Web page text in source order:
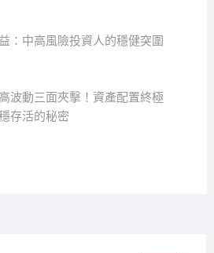
：中高風險投資人的穩健突圍
波動三面夾擊！資產配置終極
存活的秘密